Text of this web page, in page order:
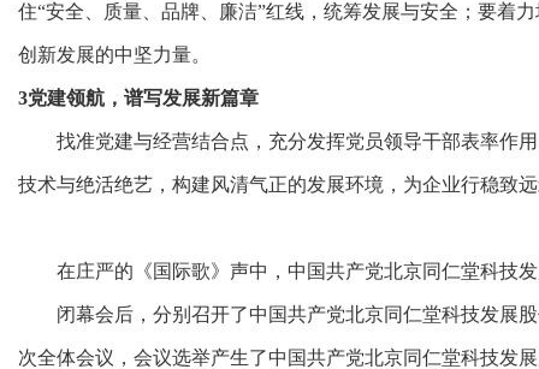
住“安全、质量、品牌、廉洁”红线，统筹发展与安全；要着
创新发展的中坚力量。
3党建领航，谱写发展新篇章
找准党建与经营结合点，充分发挥党员领导干部表率作
技术与绝活绝艺，构建风清气正的发展环境，为企业行稳致
在庄严的《国际歌》声中，中国共产党北京同仁堂科技
闭幕会后，分别召开了中国共产党北京同仁堂科技发展
次全体会议，会议选举产生了中国共产党北京同仁堂科技发